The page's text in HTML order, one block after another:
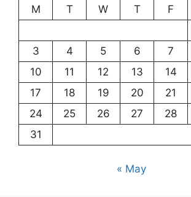
M T W T F
3
4 5 6 7
10
11 12 13 14
17
18 19 20 21
24
25 26 27 28
31
« May